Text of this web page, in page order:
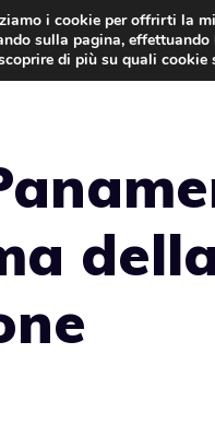
i cookie per offrirti la
sulla pagina,
di più su quali